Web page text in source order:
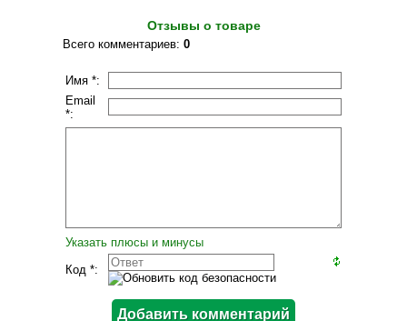
Отзывы о товаре
Всего комментариев: 0
Имя *:
Email
*:
Указать плюсы и минусы
Код *: